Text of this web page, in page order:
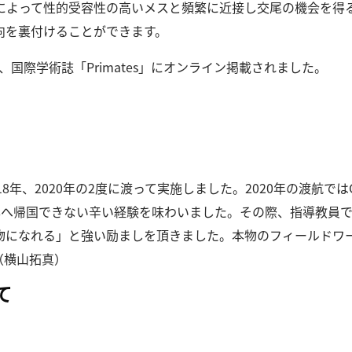
って性的受容性の高いメスと頻繁に近接し交尾の機会を
裏付けることができます。
際学術誌「Primates」にオンライン掲載されました。
年、2020年の2度に渡って実施しました。2020年の渡航で
帰国できない辛い経験を味わいました。 その際、指導教員
なれる」と強い励ましを頂きました。本物のフィールドワ
山拓真）